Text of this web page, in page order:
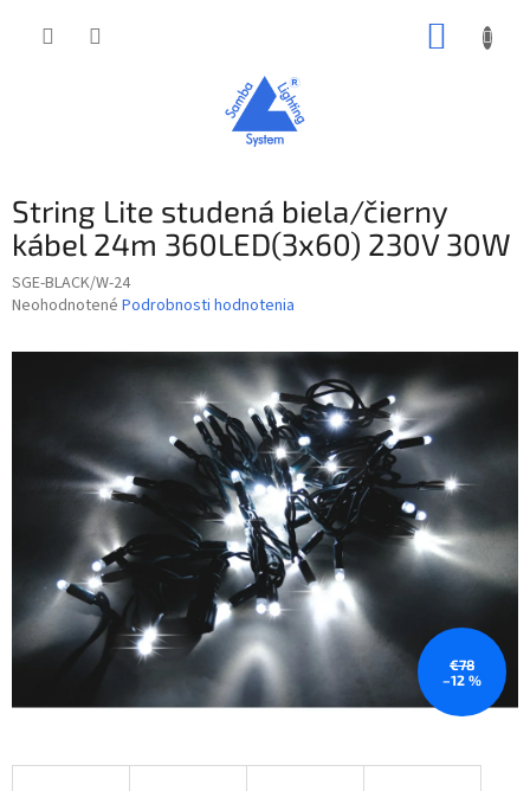
String Lite studená biela/čierny
kábel 24m 360LED(3x60) 230V 30W
SGE-BLACK/W-24
Priemerné
produktu
hviezdičiek.
Neohodnotené Podrobnosti hodnotenia
€78
–12 %